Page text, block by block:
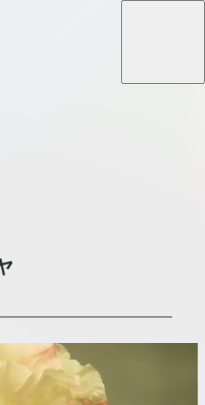
会社概要
FLORE
STORY
Gallery